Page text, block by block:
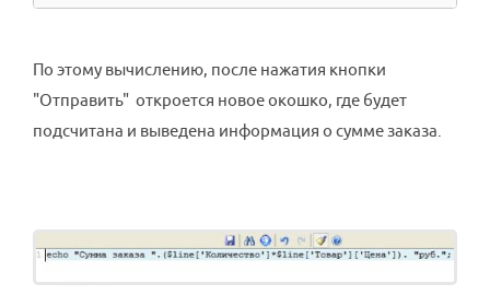
По этому вычислению, после нажатия кнопки
"Отправить" откроется новое окошко, где будет
подсчитана и выведена информация о сумме заказа.